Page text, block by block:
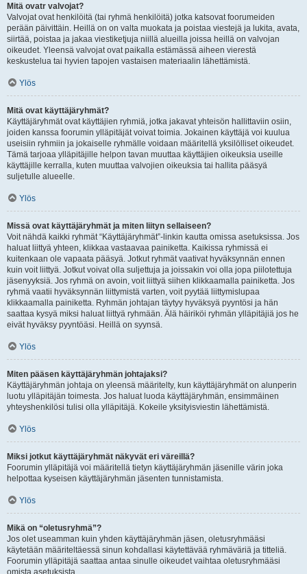
Mitä ovatr valvojat?
Valvojat ovat henkilöitä (tai ryhmä henkilöitä) jotka katsovat foorumeiden
perään päivittäin. Heillä on on valta muokata ja poistaa viestejä ja lukita, avata,
siirtää, poistaa ja jakaa viestiketjuja niillä alueilla joissa heillä on valvojan
oikeudet. Yleensä valvojat ovat paikalla estämässä aiheen vierestä
keskustelua tai hyvien tapojen vastaisen materiaalin lähettämistä.
Ylös
Mitä ovat käyttäjäryhmät?
Käyttäjäryhmät ovat käyttäjien ryhmiä, jotka jakavat yhteisön hallittaviin osiin,
joiden kanssa foorumin ylläpitäjät voivat toimia. Jokainen käyttäjä voi kuulua
useisiin ryhmiin ja jokaiselle ryhmälle voidaan määritellä yksilölliset oikeudet.
Tämä tarjoaa ylläpitäjille helpon tavan muuttaa käyttäjien oikeuksia useille
käyttäjille kerralla, kuten muuttaa valvojien oikeuksia tai hallita pääsyä
suljetulle alueelle.
Ylös
Missä ovat käyttäjäryhmät ja miten liityn sellaiseen?
Voit nähdä kaikki ryhmät “Käyttäjäryhmät”-linkin kautta omissa asetuksissa. Jos
haluat liittyä yhteen, klikkaa vastaavaa painiketta. Kaikissa ryhmissä ei
kuitenkaan ole vapaata pääsyä. Jotkut ryhmät vaativat hyväksynnän ennen
kuin voit liittyä. Jotkut voivat olla suljettuja ja joissakin voi olla jopa piilotettuja
jäsenyyksiä. Jos ryhmä on avoin, voit liittyä siihen klikkaamalla painiketta. Jos
ryhmä vaatii hyväksynnän liittymistä varten, voit pyytää liittymislupaa
klikkaamalla painiketta. Ryhmän johtajan täytyy hyväksyä pyyntösi ja hän
saattaa kysyä miksi haluat liittyä ryhmään. Älä häiriköi ryhmän ylläpitäjiä jos he
eivät hyväksy pyyntöäsi. Heillä on syynsä.
Ylös
Miten pääsen käyttäjäryhmän johtajaksi?
Käyttäjäryhmän johtaja on yleensä määritelty, kun käyttäjäryhmät on alunperin
luotu ylläpitäjän toimesta. Jos haluat luoda käyttäjäryhmän, ensimmäinen
yhteyshenkilösi tulisi olla ylläpitäjä. Kokeile yksityisviestin lähettämistä.
Ylös
Miksi jotkut käyttäjäryhmät näkyvät eri väreillä?
Foorumin ylläpitäjä voi määritellä tietyn käyttäjäryhmän jäsenille värin joka
helpottaa kyseisen käyttäjäryhmän jäsenten tunnistamista.
Ylös
Mikä on “oletusryhmä”?
Jos olet useamman kuin yhden käyttäjäryhmän jäsen, oletusryhmääsi
käytetään määriteltäessä sinun kohdallasi käytettävää ryhmäväriä ja titteliä.
Foorumin ylläpitäjä saattaa antaa sinulle oikeudet vaihtaa oletusryhmääsi
omista asetuksista.